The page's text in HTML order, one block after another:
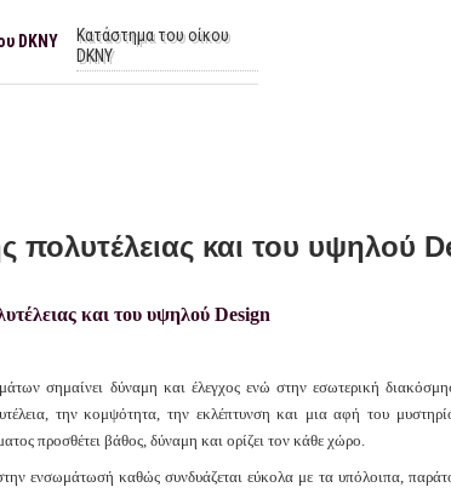
Κατάστημα του οίκου
DKNY
πολυτέλειας και του υψηλού
σημαίνει δύναμη και έλεγχος ενώ στην εσωτερική
την κομψότητα, την εκλέπτυνση και μια αφή του
προσθέτει βάθος, δύναμη και ορίζει τον κάθε χώρο.
ενσωμάτωσή καθώς συνδυάζεται εύκολα με τα υπόλοιπα,